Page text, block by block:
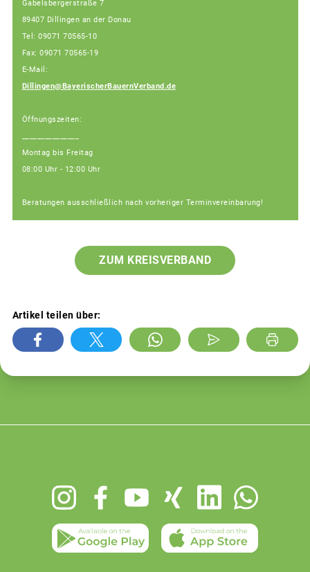
Gabelsbergerstraße 7
89407 Dillingen an der Donau
Tel: 09071 70565-10
Fax: 09071 70565-19
E-Mail:
Dillingen@BayerischerBauernVerband.de
Öffnungszeiten:
Montag bis Freitag
08:00 Uhr - 12:00 Uhr
Beratungen ausschließlich nach vorheriger Terminvereinbarung!
ZUM KREISVERBAND
Artikel teilen über: